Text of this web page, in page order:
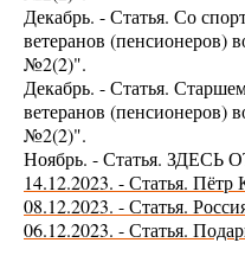
Декабрь. - Статья. Со
ветеранов
№2(2)".
Декабрь. - Статья.
ветеранов
№2(2)".
Ноябрь. - Статья. ЗДЕСЬ
14.12.2023. - Статья.
08.12.2023. - Статья.
06.12.2023. - Статья.